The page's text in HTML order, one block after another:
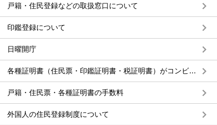
戸籍・住民登録などの取扱窓口について
印鑑登録について
日曜開庁
各種証明書（住民票・印鑑証明書・税証明書）がコンビニ等で取得できます
戸籍・住民票・各種証明書の手数料
外国人の住民登録制度について